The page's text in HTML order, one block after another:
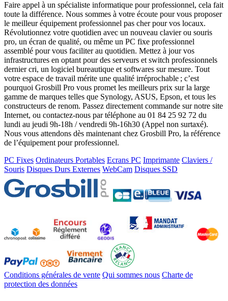
Faire appel à un spécialiste informatique pour professionnel, cela fait
toute la différence. Nous sommes à votre écoute pour vous proposer
le meilleur équipement professionnel pas cher pour vos locaux.
Révolutionnez votre quotidien avec un nouveau clavier ou souris
pro, un écran de qualité, ou même un PC fixe professionnel
assemblé pour vous faciliter au quotidien. Mettez à jour vos
infrastructures en optant pour des serveurs et switch professionnels
dernier cri, un logiciel bureautique et softwares sur mesure. Tout
votre espace de travail mérite une qualité irréprochable ; c’est
pourquoi Grosbill Pro vous promet les meilleurs prix sur la large
gamme de marques telles que Synology, ASUS, Epson, et tous les
constructeurs de renom. Passez directement commande sur notre site
Internet, ou contactez-nous par téléphone au 01 84 25 92 72 du
lundi au jeudi 9h-18h / vendredi 9h-16h30 (Appel non surtaxé).
Nous vous attendons dès maintenant chez Grosbill Pro, la référence
de l’équipement pour professionnel.
PC Fixes Ordinateurs Portables Ecrans PC Imprimante Claviers /
Souris Disques Durs Externes WebCam Disques SSD
Conditions générales de vente Qui sommes nous Charte de
protection des données